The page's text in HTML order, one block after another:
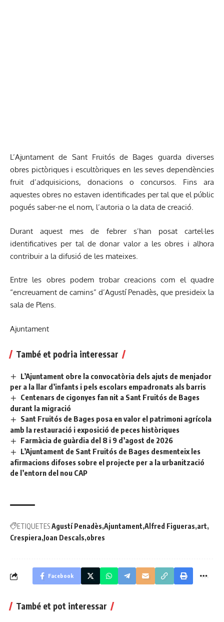
L’Ajuntament de Sant Fruitós de Bages guarda diverses
obres pictòriques i escultòriques en les seves dependències
fruit d’adquisicions, donacions o concursos. Fins ara
aquestes obres no estaven identificades per tal que el públic
pogués saber-ne el nom, l’autoria o la data de creació.
Durant aquest mes de febrer s’han posat cartel·les
identificatives per tal de donar valor a les obres i alhora
contribuir a la difusió de les mateixes.
Entre les obres podem trobar creacions com el quadre
“encreuament de camins” d’Agustí Penadès, que presideix la
sala de Plens.
Ajuntament
També et podria interessar
L’Ajuntament obre la convocatòria dels ajuts de menjador
per a la llar d’infants i pels escolars empadronats als barris
Centenars de cigonyes fan nit a Sant Fruitós de Bages
durant la migració
Sant Fruitós de Bages posa en valor el patrimoni agrícola
amb la restauració i exposició de peces històriques
Farmàcia de guàrdia del 8 i 9 d’agost de 2026
L’Ajuntament de Sant Fruitós de Bages desmenteix les
afirmacions difoses sobre el projecte per a la urbanització
de l’entorn del nou CAP
ETIQUETESAgustí Penadès Ajuntament Alfred Figueras art
Crespiera Joan Descals obres
Facebook
També et pot interessar